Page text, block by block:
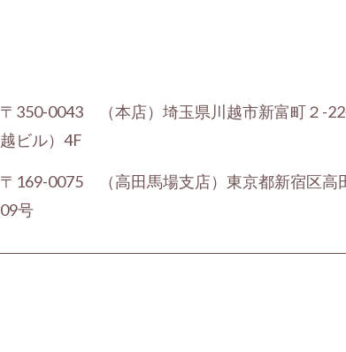
〒350-0043 （本店）埼玉県川越市新富町２-
越ビル）4F
〒169-0075 （高田馬場支店）東京都新宿区高
09号